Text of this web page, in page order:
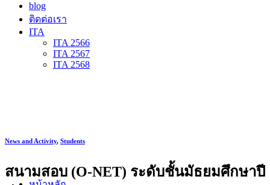
blog
ติดต่อเรา
ITA
ITA 2566
ITA 2567
ITA 2568
News and Activity, Students
สนามสอบ (O-NET) ระดับชั้นมัธยมศึกษาปี